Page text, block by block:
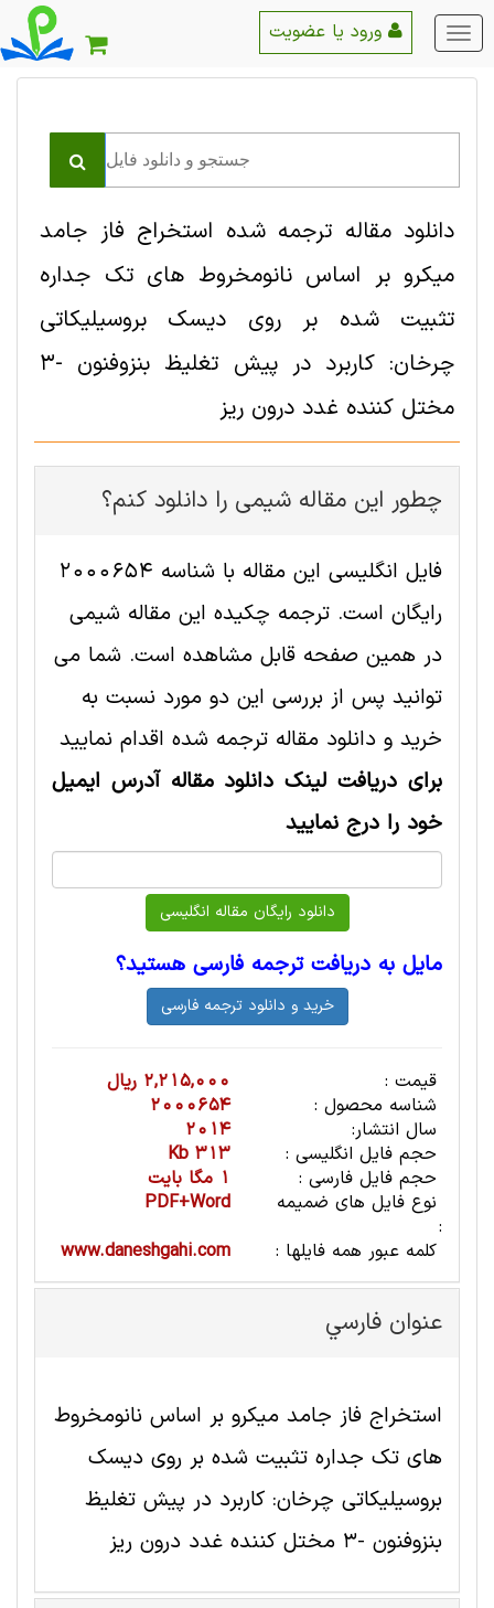
منو
اصلی
دانلود مقاله ترجمه شده استخراج فاز جامد
میکرو بر اساس نانومخروط های تک جداره
تثبیت شده بر روی دیسک بروسیلیکاتی
چرخان: کاربرد در پیش تغلیظ بنزوفنون -3
مختل کننده غدد درون ریز
چطور این مقاله شيمی را دانلود کنم؟
فایل انگلیسی این مقاله با شناسه 2000654
رایگان است. ترجمه چکیده این مقاله شيمی
در همین صفحه قابل مشاهده است. شما می
توانید پس از بررسی این دو مورد نسبت به
خرید و دانلود مقاله ترجمه شده اقدام نمایید
برای دریافت لینک دانلود مقاله آدرس ایمیل
خود را درج نمایید
مایل به دریافت ترجمه فارسی هستید؟
قیمت :
2,215,000 ریال
شناسه محصول :
2000654
سال انتشار:
2014
حجم فایل انگلیسی :
313 Kb
حجم فایل فارسی :
1 مگا بایت
نوع فایل های ضمیمه
:
PDF+Word
کلمه عبور همه فایلها :
www.daneshgahi.com
عنوان فارسي
استخراج فاز جامد میکرو بر اساس نانومخروط
های تک جداره تثبیت شده بر روی دیسک
بروسیلیکاتی چرخان: کاربرد در پیش تغلیظ
بنزوفنون -3 مختل کننده غدد درون ریز